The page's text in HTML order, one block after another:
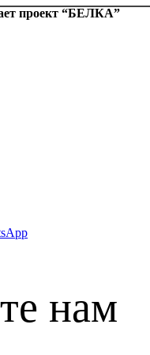
проект “БЕЛКА”
нам